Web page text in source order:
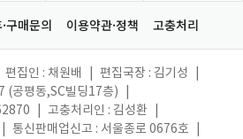
구매문의 이용약관·정책 고충처리
편집인 : 채원배 편집국장 : 김기성
(공평동,SC빌딩17층)
고충처리인 : 김성환
통신판매업신고 : 서울종로 0676호